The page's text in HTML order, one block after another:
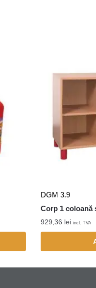
DGM 3.9
Corp 1 coloană
929,36 lei incl. TVA